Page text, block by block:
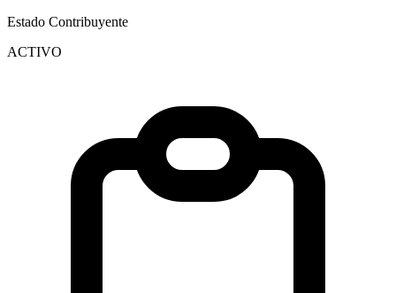
Estado Contribuyente
ACTIVO